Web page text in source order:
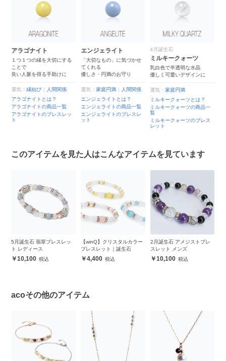
アラゴナイト
１つ１つの縁を大切にする
ことで
良い人脈を得る手助けに
運気：縁結び｜
人間関係
アラゴナイトとは？
アラゴナイトの商品一覧
アラゴナイトのブレスレッ
ト
エンジェライト
「大切なもの」に気づかせ
てくれる
優しさ・円満のお守り
運気：家庭円満
人間関係
エンジェライトとは？
エンジェライトの商品一覧
エンジェライトのブレスレ
ット
4月誕生石
ミルキークォーツ
乳白色で半透明な水晶
優しく可愛いデザインに
運気：家庭円満
ミルキークォーツとは？
ミルキークォーツの商品一
覧
ミルキークォーツのブレス
レット
このアイテムを見た人はこんなアイテムを見ています
5月誕生石 翡翠ブレスレッ
ト レディース
10,100
【winQ】クリスタルカラー
ブレスレット｜誕生石
4,400
2月誕生石 アメジストブレ
スレット メンズ
10,100
acoその他のアイテム